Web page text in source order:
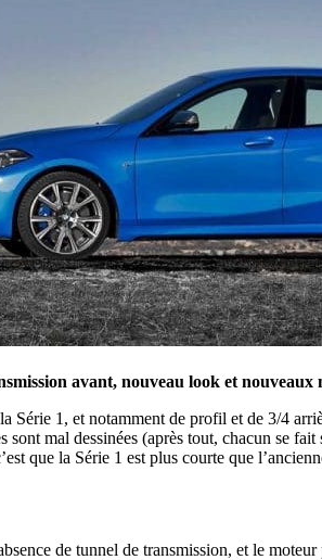
avant, nouveau look et nouveaux
Série 1, et notamment de profil et de 3/4
mal dessinées (après tout, chacun se
que la Série 1 est plus courte que
de tunnel de transmission, et le